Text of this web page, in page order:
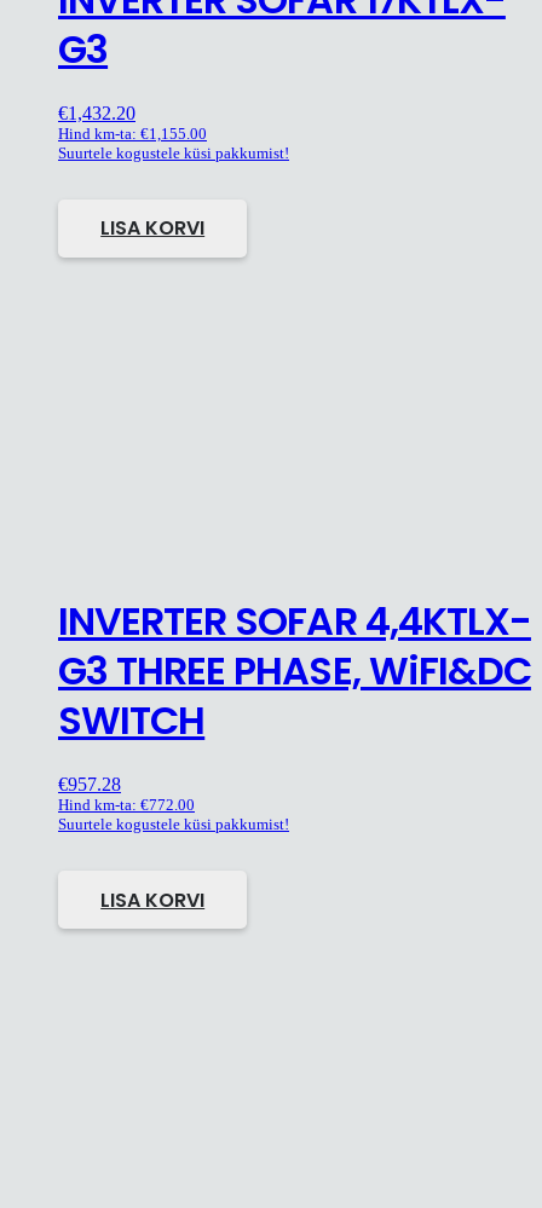
G3
€1,432.20
Hind km-ta: €1,155.00
Suurtele kogustele küsi pakkumist!
LISA KORVI
INVERTER SOFAR 4,4KTLX-
G3 THREE PHASE, WiFI&DC
SWITCH
€957.28
Hind km-ta: €772.00
Suurtele kogustele küsi pakkumist!
LISA KORVI